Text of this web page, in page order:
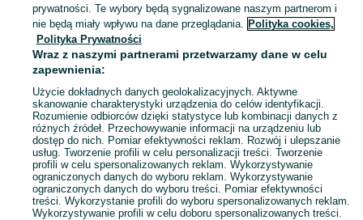
Mapa kategorii
Mapa miejscowości
Mapa ministron
Popularne wyszukiwania
prywatności. Te wybory będą sygnalizowane naszym partnerom i
nie będą miały wpływu na dane przeglądania. Polityka cookies,
Polityka Prywatności
Wraz z naszymi partnerami przetwarzamy dane w celu
zapewnienia:
Użycie dokładnych danych geolokalizacyjnych. Aktywne
skanowanie charakterystyki urządzenia do celów identyfikacji.
Rozumienie odbiorców dzięki statystyce lub kombinacji danych z
różnych źródeł. Przechowywanie informacji na urządzeniu lub
dostęp do nich. Pomiar efektywności reklam. Rozwój i ulepszanie
usług. Tworzenie profili w celu personalizacji treści. Tworzenie
profili w celu spersonalizowanych reklam. Wykorzystywanie
ograniczonych danych do wyboru reklam. Wykorzystywanie
ograniczonych danych do wyboru treści. Pomiar efektywności
treści. Wykorzystanie profili do wyboru spersonalizowanych reklam.
Wykorzystywanie profili w celu doboru spersonalizowanych treści.